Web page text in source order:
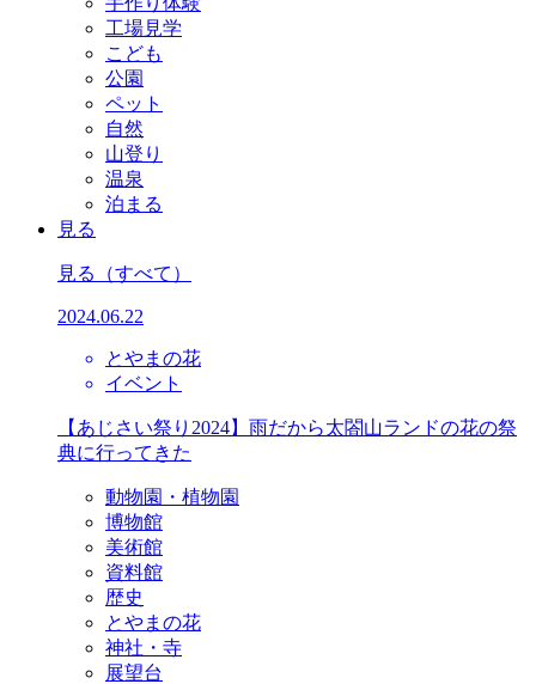
工場見学
こども
公園
ペット
自然
山登り
温泉
泊まる
見る
見る （すべて）
2024.06.22
とやまの花
イベント
【あじさい祭り2024】雨だから太閤山ランドの花の祭
典に行ってきた
動物園・植物園
博物館
美術館
資料館
歴史
とやまの花
神社・寺
展望台